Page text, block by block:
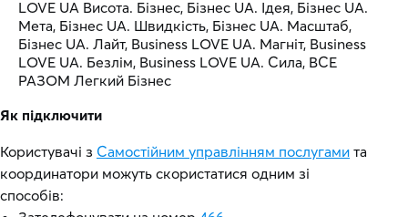
LOVE UA Висота. Бізнес, Бізнес UA. Ідея, Бізнес UA.
Мета, Бізнес UA. Швидкість, Бізнес UA. Масштаб,
Бізнес UA. Лайт, Business LOVE UA. Магніт, Business
LOVE UA. Безлім, Business LOVE UA. Сила, ВСЕ
РАЗОМ Легкий Бізнес
Як підключити
Користувачі з Самостійним управлінням послугами та
координатори можуть скористатися одним зі
способів: